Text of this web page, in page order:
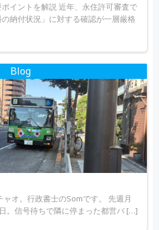
イントを解説 近年、永住許可審査で
納付状況」に対する確認が一層厳格
Blog
オ。行政書士のSomです。 先週月
。信号待ちで隣に停まった都営バ […]